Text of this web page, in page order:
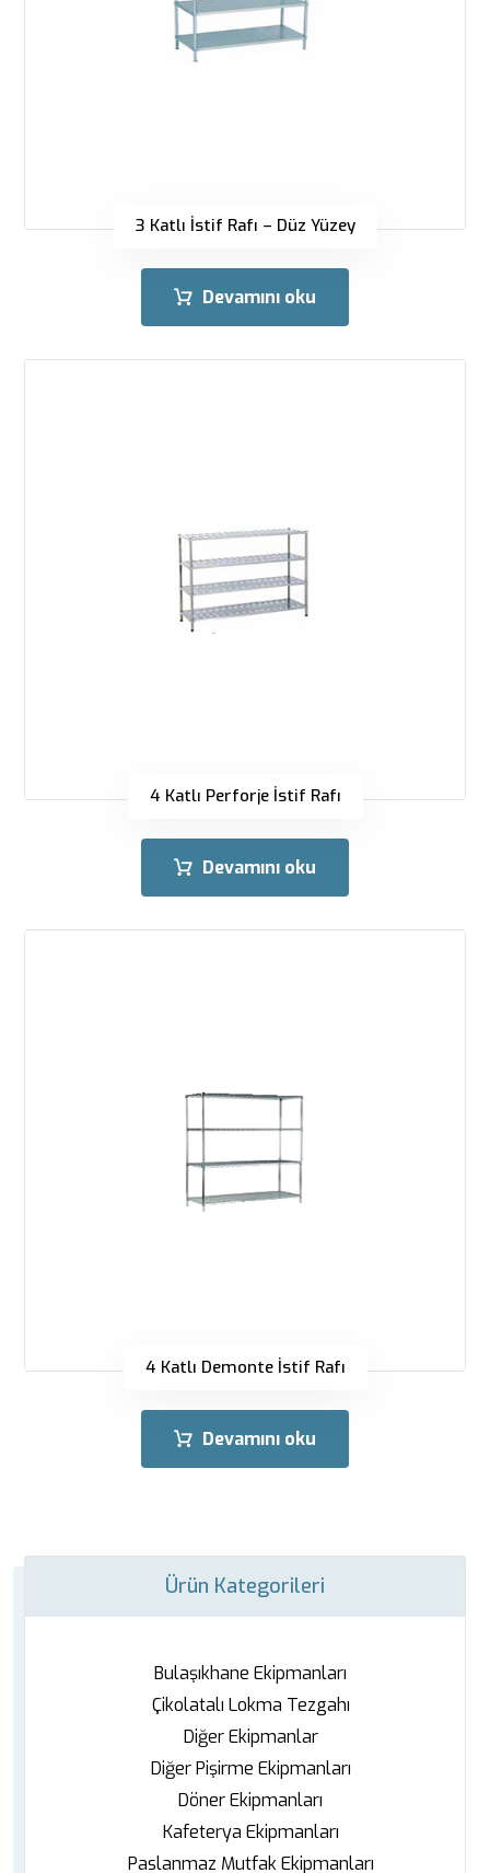
3 Katlı İstif Rafı – Düz Yüzey
Devamını oku
4 Katlı Perforje İstif Rafı
Devamını oku
4 Katlı Demonte İstif Rafı
Devamını oku
Ürün Kategorileri
Bulaşıkhane Ekipmanları
Çikolatalı Lokma Tezgahı
Diğer Ekipmanlar
Diğer Pişirme Ekipmanları
Döner Ekipmanları
Kafeterya Ekipmanları
Paslanmaz Mutfak Ekipmanları